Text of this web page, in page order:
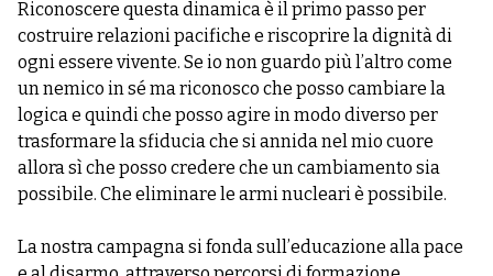
Riconoscere questa dinamica è il primo passo per
costruire relazioni pacifiche e riscoprire la dignità di
ogni essere vivente. Se io non guardo più l’altro come
un nemico in sé ma riconosco che posso cambiare la
logica e quindi che posso agire in modo diverso per
trasformare la sfiducia che si annida nel mio cuore
allora sì che posso credere che un cambiamento sia
possibile. Che eliminare le armi nucleari è possibile.
La nostra campagna si fonda sull’educazione alla pace